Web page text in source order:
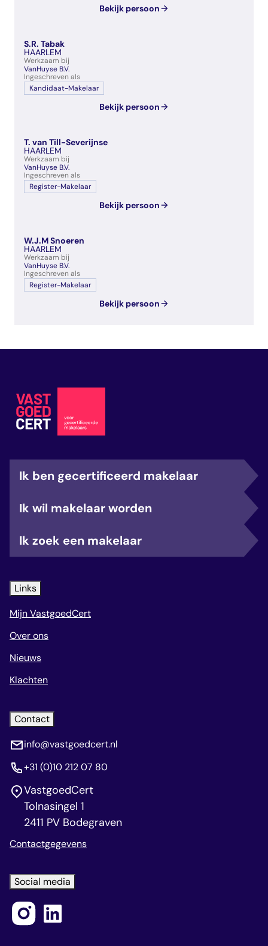
Bekijk persoon
S.R. Tabak
HAARLEM
Werkzaam bij
VanHuyse B.V.
Ingeschreven als
Kandidaat-Makelaar
Bekijk persoon
T. van Till-Severijnse
HAARLEM
Werkzaam bij
VanHuyse B.V.
Ingeschreven als
Register-Makelaar
Bekijk persoon
W.J.M Snoeren
HAARLEM
Werkzaam bij
VanHuyse B.V.
Ingeschreven als
Register-Makelaar
Bekijk persoon
Ik ben gecertificeerd makelaar
Ik wil makelaar worden
Ik zoek een makelaar
Links
Mijn VastgoedCert
Over ons
Nieuws
Klachten
Contact
info@vastgoedcert.nl
+31 (0)10 212 07 80
VastgoedCert
Tolnasingel 1
2411 PV Bodegraven
Contactgegevens
Social media